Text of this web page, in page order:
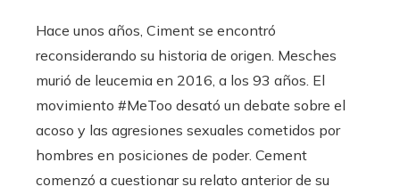
Hace unos años, Ciment se encontró
reconsiderando su historia de origen. Mesches
murió de leucemia en 2016, a los 93 años. El
movimiento #MeToo desató un debate sobre el
acoso y las agresiones sexuales cometidos por
hombres en posiciones de poder. Cement
comenzó a cuestionar su relato anterior de su